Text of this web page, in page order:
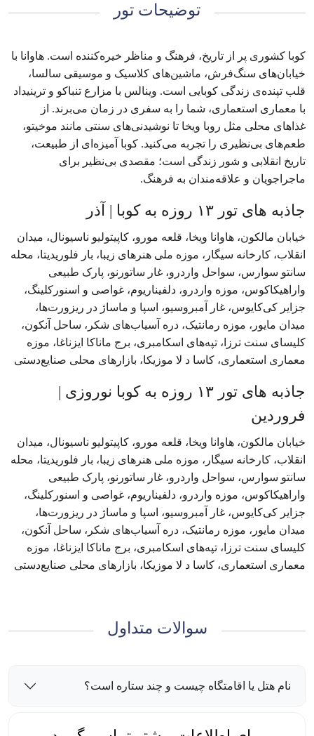
توضیحات تور
کوبا کشوری پر از تاریخ، فرهنگ و مناظر خیره‌کننده است. هاوانا با
خیابان‌های سنگ‌فرش، ماشین‌های کلاسیک و موسیقی سالسا،
قلب تپنده‌ی زندگی کوبایی است. وینالس با مزارع تنباکو و ترینیداد
با معماری استعماری، شما را به سفری در زمان می‌برند. از
غذاهای محلی مثل روبا ویخا تا نوشیدنی‌های سنتی مانند موخیتو،
طعم‌های بی‌نظیری را تجربه می‌کنید. کوبا آمیزه‌ای از طبیعت،
تاریخ انقلابی و شور زندگی است؛ مقصدی بی‌نظیر برای
ماجراجویان و علاقه‌مندان به فرهنگ.
جاذبه های تور ۱۳ روزه به کوبا | آذر
خیابان مالکون، هاوانا ویخا، قلعه مورو، کاپیتولیو ناسیونال، میدان
انقلاب، کارخانه سیگار، موزه ملی هنرهای زیبا، بار فلوریدیتا، محله
سانتو سوارس، سواحل واردرو، غار ساتورنو، پارک طبیعی
واراهیکاکوس، موزه واردرو، دلفیناریوم، غواصی و اسنورکلینگ،
جزایر کی‌کایوس، غار آمبروسیو، اسپا و ماساژ در ریزورت‌ها،
میدان مایور، موزه رمانتیک، دره آسیاب‌های شکر، ساحل آنکون،
کلیسای سنت ترزا، تپه‌های اسکامبری، برج ماناکا ایزناغا، موزه
معماری استعماری، کاسا د لا موزیکا، بازارهای محلی صنایع‌دستی
جاذبه های تور ۱۳ روزه به کوبا نوروزی |
فروردین
خیابان مالکون، هاوانا ویخا، قلعه مورو، کاپیتولیو ناسیونال، میدان
انقلاب، کارخانه سیگار، موزه ملی هنرهای زیبا، بار فلوریدیتا، محله
سانتو سوارس، سواحل واردرو، غار ساتورنو، پارک طبیعی
واراهیکاکوس، موزه واردرو، دلفیناریوم، غواصی و اسنورکلینگ،
جزایر کی‌کایوس، غار آمبروسیو، اسپا و ماساژ در ریزورت‌ها،
میدان مایور، موزه رمانتیک، دره آسیاب‌های شکر، ساحل آنکون،
کلیسای سنت ترزا، تپه‌های اسکامبری، برج ماناکا ایزناغا، موزه
معماری استعماری، کاسا د لا موزیکا، بازارهای محلی صنایع‌دستی
سوالات متداول
نام هتل یا اقامتگاه چیست و چند ستاره است؟